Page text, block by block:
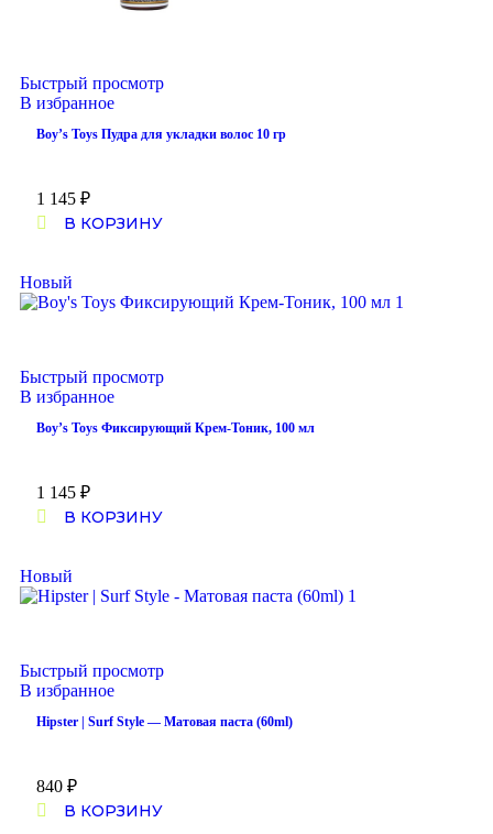
Быстрый просмотр
В избранное
Boy’s Toys Пудра для укладки волос 10 гр
1 145 ₽
В КОРЗИНУ
Новый
Быстрый просмотр
В избранное
Boy’s Toys Фиксирующий Крем-Тоник, 100 мл
1 145 ₽
В КОРЗИНУ
Новый
Быстрый просмотр
В избранное
Hipster | Surf Style — Матовая паста (60ml)
840 ₽
В КОРЗИНУ